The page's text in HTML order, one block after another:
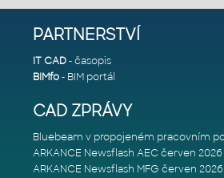
PARTNERSTVÍ
IT CAD- časopis
BIMfo- BIM portál
CAD ZPRÁVY
ARKANCE Newsflash AEC červen 2026
ARKANCE Newsflash MFG červen 2026